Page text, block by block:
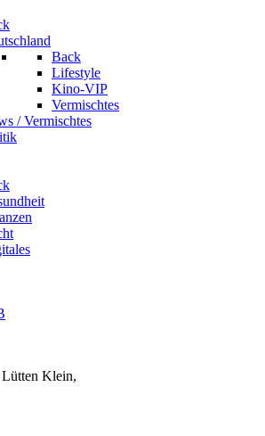
Back
Lifestyle
Kino-VIP
Vermischtes
/ Vermischtes
Lütten Klein,